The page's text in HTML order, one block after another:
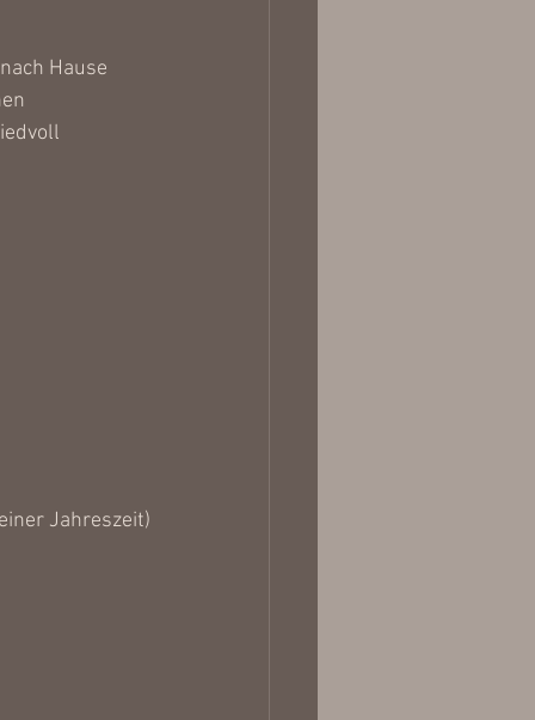
Hause
Jahreszeit)